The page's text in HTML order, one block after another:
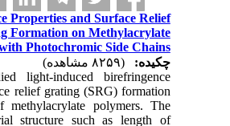
Properties and Surface Relief
Formation on Methylacrylate
with Photochromic Side Chains
چکیده:
light-induced birefringence
relief grating (SRG) formation
methylacrylate polymers. The
structure such as length of